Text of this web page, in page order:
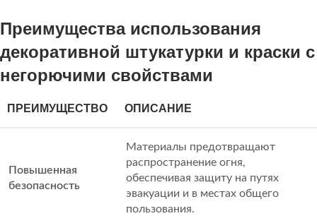
Преимущества использования
декоративной штукатурки и краски с
негорючими свойствами
ПРЕИМУЩЕСТВО ОПИСАНИЕ
Повышенная
безопасность
Материалы предотвращают
распространение огня,
обеспечивая защиту на путях
эвакуации и в местах общего
пользования.